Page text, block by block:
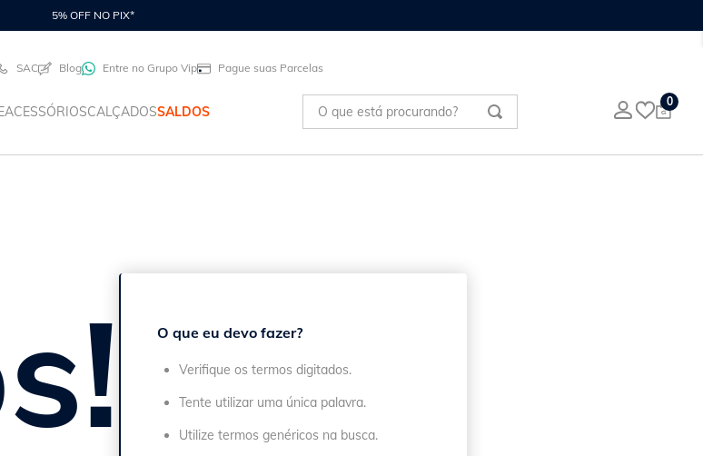
5% OFF NO PIX*
SAC Blog Entre no Grupo Vip Pague suas Parcelas
ACESSÓRIOSCALÇADOSSALDOS
O que está procurando? 0
O que eu devo fazer?
Verifique os termos digitados.
Tente utilizar uma única palavra.
Utilize termos genéricos na busca.